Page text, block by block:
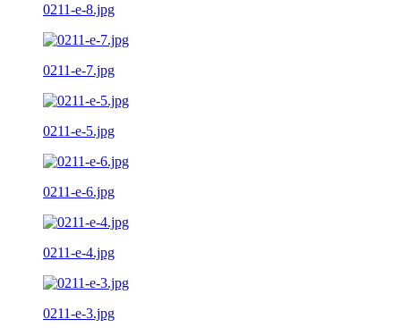
0211-e-8.jpg
0211-e-7.jpg
0211-e-5.jpg
0211-e-6.jpg
0211-e-4.jpg
0211-e-3.jpg